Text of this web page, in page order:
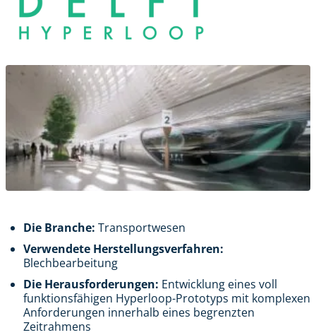
Die Branche: Transportwesen
Verwendete Herstellungsverfahren:
Blechbearbeitung
Die Herausforderungen: Entwicklung eines voll
funktionsfähigen Hyperloop-Prototyps mit komplexen
Anforderungen innerhalb eines begrenzten
Zeitrahmens